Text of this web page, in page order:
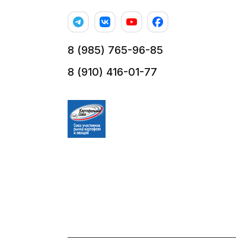
8 (985) 765-96-85
8 (910) 416-01-77